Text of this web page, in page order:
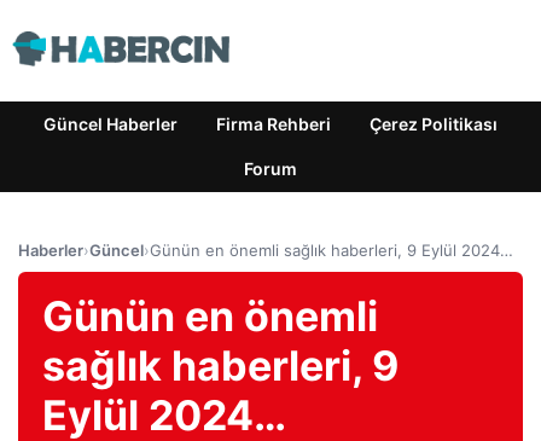
Güncel Haberler Firma Rehberi Çerez Politikası
Forum
Haberler›Güncel›Günün en önemli sağlık haberleri, 9 Eylül 2024…
Günün en önemli
sağlık haberleri, 9
Eylül 2024…